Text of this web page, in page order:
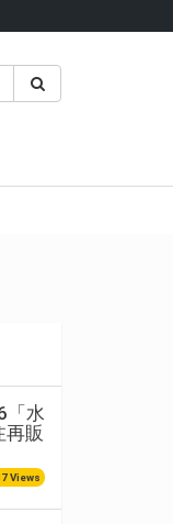
「水
再販
Views